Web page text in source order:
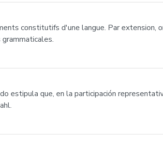
constitutifs d'une langue. Par extension,
estipula que, en la participación